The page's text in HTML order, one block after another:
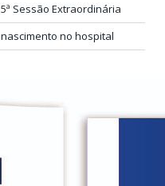
Sessão Extraordinária
no hospital